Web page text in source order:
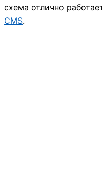
схема отлично
CMS.